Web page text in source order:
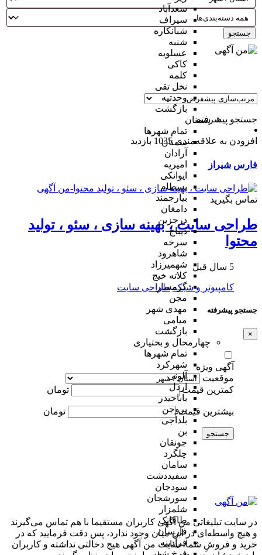
سعدآباد
سیراف
شبانکاره
شنبه
عسلویه
کاکی
کلمه
نخل تقی
وحدتیه
بازگشت
سمنان
تمام شهر‌ها
سمنان
آرادان
امیریه
ایوانکی
بسطام
بیارجمند
دامغان
درجزین
دیباج
سرخه
شاهرود
شهمیرزاد
کلاته خیج
گرمسار
مجن
مهدی شهر
میامی
بازگشت
چهارمحال و بختیاری
تمام شهر‌ها
شهرکرد
آلونی
اردل
باباحیدر
بروجن
بلداجی
بن
جونقان
چلگرد
سامان
سفیددشت
سودجان
سورشجان
شلمزار
طاقانک
فارسان
فرادبنه
جستجو
جستجو پیشرفته
افزودن به علاقه‌مندی 1035 بازدید
فارس شیراز
تماس بگیرید
طراحی سایت ، بهینه سازی ، سئو ، تولید
محتوا
5 سال قبل
کامپیوتر و شبکه طراحی سایت
جستجو پیشرفته
×
آگهی ویژه
موقعیت
کمترین قیمت
تومان
بیشترین قیمت تومان
جستجو
در سایت تبلیغاتی من آگهی کاربران مستقیما با هم تماس می‌گیرند
و هیچ واسطه‌ای در این میان وجود ندارد، پس دقت فرمایید که در
خرید و فروشِ شما، سایت من آگهی هیچ دخالتی نداشته و کاربران